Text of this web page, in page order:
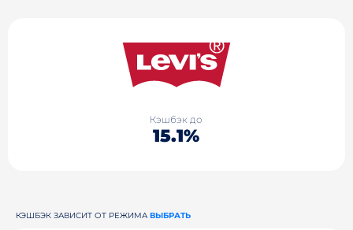
Кэшбэк до
15.1%
КЭШБЭК ЗАВИСИТ ОТ РЕЖИМА ВЫБРАТЬ